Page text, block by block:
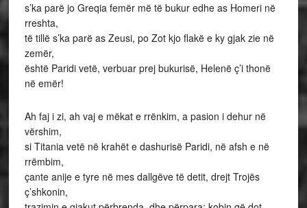
s’ka parë jo Greqia femër më të bukur edhe as Homeri në
rreshta,
të tillë s’ka parë as Zeusi, po Zot kjo flakë e ky gjak zie në
zemër,
është Paridi vetë, verbuar prej bukurisë, Helenë ç’i thonë
në emër!
Ah faj i zi, ah vaj e mëkat e rrënkim, a pasion i dehur në
vërshim,
si Titania vetë në krahët e dashurisë Paridi, në afsh e në
rrëmbim,
çante anije e tyre në mes dallgëve të detit, drejt Trojës
ç’shkonin,